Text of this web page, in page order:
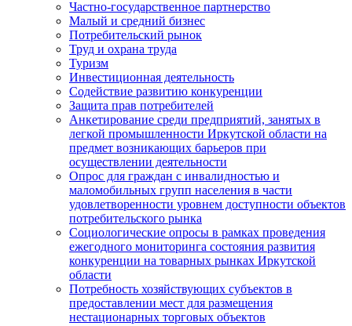
Частно-государственное партнерство
Малый и средний бизнес
Потребительский рынок
Труд и охрана труда
Туризм
Инвестиционная деятельность
Содействие развитию конкуренции
Защита прав потребителей
Анкетирование среди предприятий, занятых в
легкой промышленности Иркутской области на
предмет возникающих барьеров при
осуществлении деятельности
Опрос для граждан с инвалидностью и
маломобильных групп населения в части
удовлетворенности уровнем доступности объектов
потребительского рынка
Социологические опросы в рамках проведения
ежегодного мониторинга состояния развития
конкуренции на товарных рынках Иркутской
области
Потребность хозяйствующих субъектов в
предоставлении мест для размещения
нестационарных торговых объектов